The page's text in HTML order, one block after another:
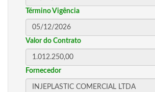
Término Vigência
Valor do Contrato
Fornecedor